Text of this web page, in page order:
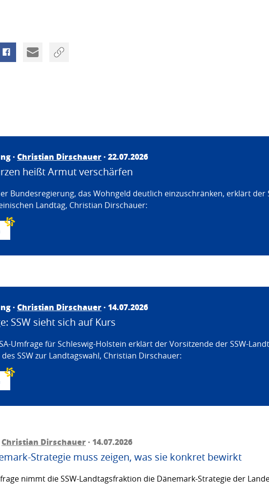
· Christian Dirschauer· 22.07.2026
heißt Armut verschärfen
Bundesregierung, das Wohngeld deutlich einzuschränken, erklärt der
Landtag, Christian Dirschauer:
· Christian Dirschauer· 14.07.2026
SSW sieht sich auf Kurs
Umfrage für Schleswig-Holstein erklärt der Vorsitzende der SSW-
SSW zur Landtagswahl, Christian Dirschauer:
Christian Dirschauer· 14.07.2026
Strategie muss zeigen, was sie konkret bewirkt
nimmt die SSW-Landtagsfraktion die Dänemark-Strategie der